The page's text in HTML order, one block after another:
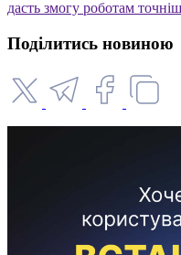
дасть змогу роботам
Поділитись новиною